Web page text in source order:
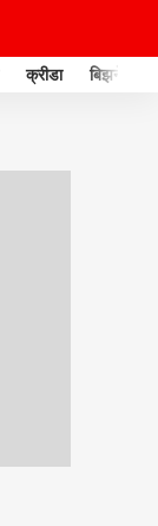
क्रीडा बिझनेस